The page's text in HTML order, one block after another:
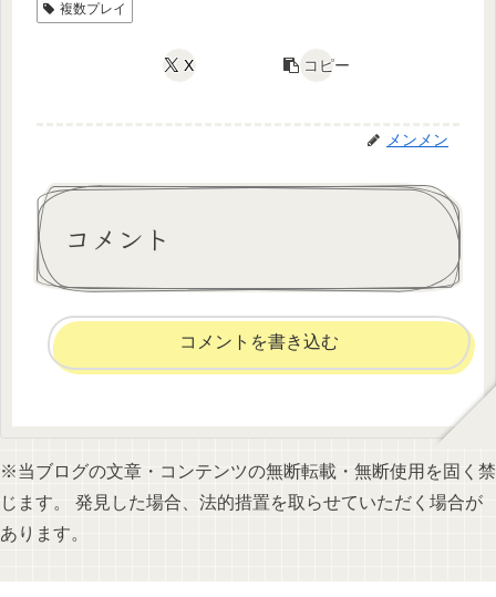
複数プレイ
X コピー
メンメン
コメント
コメントを書き込む
※当ブログの文章・コンテンツの無断転載・無断使用を固く禁
じます。 発見した場合、法的措置を取らせていただく場合が
あります。